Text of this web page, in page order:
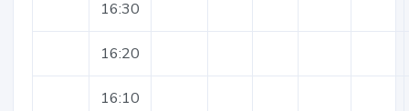
16:30
16:20
16:10